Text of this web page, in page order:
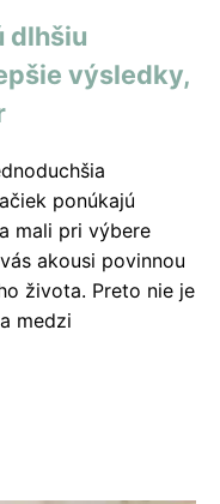
dlhšiu
výsledky,
ponúkajú
mali pri výbere
akousi povinnou
života. Preto nie je
medzi